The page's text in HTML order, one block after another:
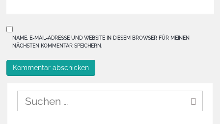
NAME, E-MAIL-ADRESSE UND WEBSITE IN DIESEM BROWSER FÜR MEINEN
NÄCHSTEN KOMMENTAR SPEICHERN.